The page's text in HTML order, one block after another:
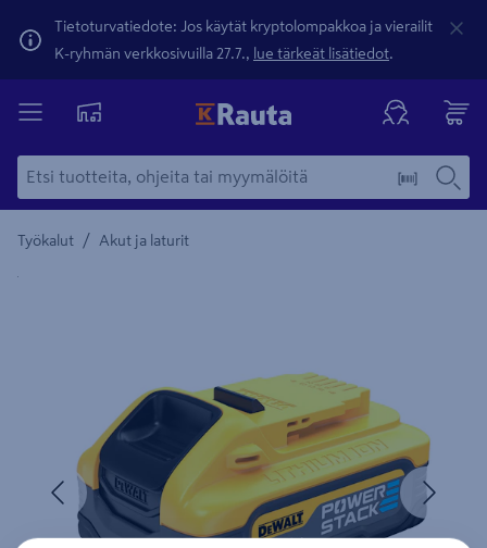
Tietoturvatiedote: Jos käytät kryptolompakkoa ja vierailit
K-ryhmän verkkosivuilla 27.7., lue tärkeät lisätiedot.
Työkalut / Akut ja laturit
Yksityiskohtainen kuvaus löytyy Tuotteen kuvaus -
Edellinen